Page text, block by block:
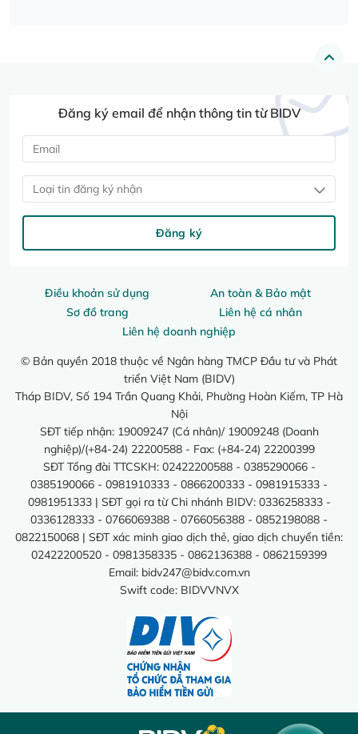
Điều khoản sử dụng
An toàn & Bảo mật
Sơ đồ trang
Liên hệ cá nhân
Liên hệ doanh nghiệp
© Bản quyền 2018 thuộc về Ngân hàng TMCP Đầu tư và Phát
triển Việt Nam (BIDV)
Tháp BIDV, Số 194 Trần Quang Khải, Phường Hoàn Kiếm, TP Hà
Nội
SĐT tiếp nhận: 19009247 (Cá nhân)/ 19009248 (Doanh
nghiệp)/(+84-24) 22200588 - Fax: (+84-24) 22200399
SĐT Tổng đài TTCSKH: 02422200588 - 0385290066 -
0385190066 - 0981910333 - 0866200333 - 0981915333 -
0981951333 | SĐT gọi ra từ Chi nhánh BIDV: 0336258333 -
0336128333 - 0766069388 - 0766056388 - 0852198088 -
0822150068 | SĐT xác minh giao dịch thẻ, giao dịch chuyển tiền:
02422200520 - 0981358335 - 0862136388 - 0862159399
Email: bidv247@bidv.com.vn
Swift code: BIDVVNVX
Đăng ký email để nhận thông tin từ BIDV
Loại tin đăng ký nhận
Đăng ký